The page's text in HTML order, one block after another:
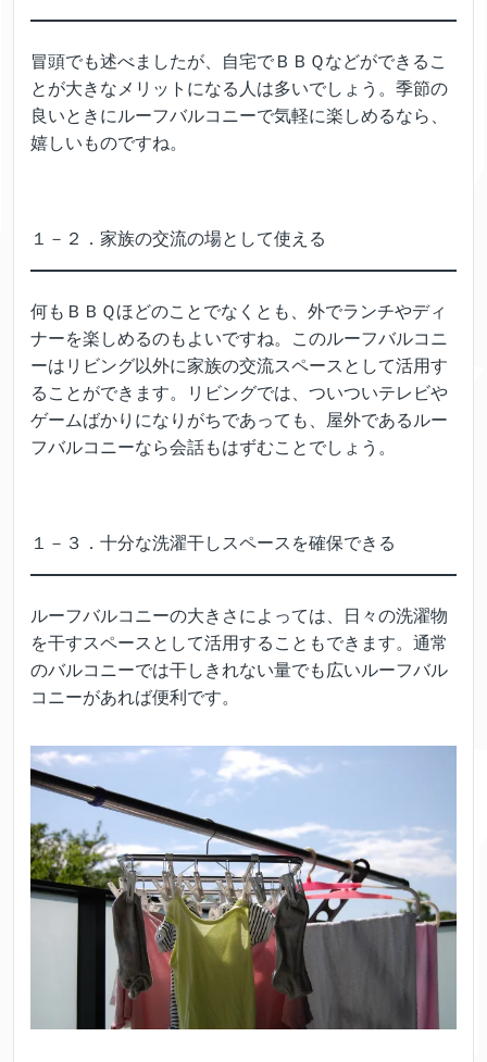
冒頭でも述べましたが、自宅でＢＢＱなどができるこ
とが大きなメリットになる人は多いでしょう。季節の
良いときにルーフバルコニーで気軽に楽しめるなら、
嬉しいものですね。
１－２．家族の交流の場として使える
何もＢＢＱほどのことでなくとも、外でランチやディ
ナーを楽しめるのもよいですね。このルーフバルコニ
ーはリビング以外に家族の交流スペースとして活用す
ることができます。リビングでは、ついついテレビや
ゲームばかりになりがちであっても、屋外であるルー
フバルコニーなら会話もはずむことでしょう。
１－３．十分な洗濯干しスペースを確保できる
ルーフバルコニーの大きさによっては、日々の洗濯物
を干すスペースとして活用することもできます。通常
のバルコニーでは干しきれない量でも広いルーフバル
コニーがあれば便利です。